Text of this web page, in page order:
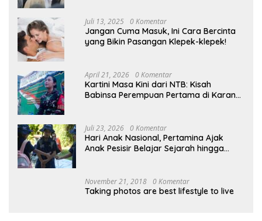
Juli 13, 2025 0 Komentar
Jangan Cuma Masuk, Ini Cara Bercinta
yang Bikin Pasangan Klepek-klepek!
April 21, 2026 0 Komentar
Kartini Masa Kini dari NTB: Kisah
Babinsa Perempuan Pertama di Karang
Juli 23, 2026 0 Komentar
Hari Anak Nasional, Pertamina Ajak
Anak Pesisir Belajar Sejarah hingga
November 21, 2018 0 Komentar
Taking photos are best lifestyle to live